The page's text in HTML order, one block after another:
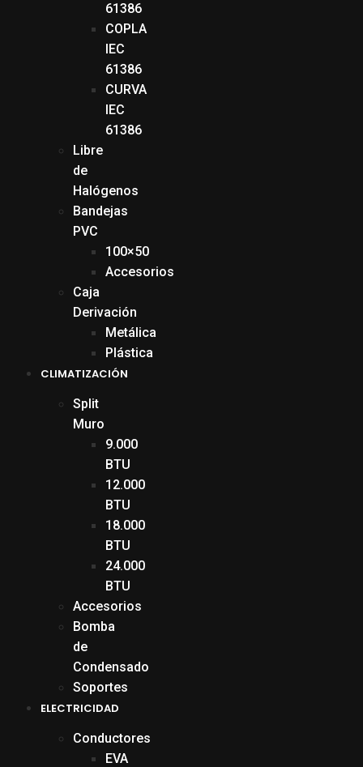
61386
COPLA
IEC
61386
CURVA
IEC
61386
Libre
de
Halógenos
Bandejas
PVC
100×50
Accesorios
Caja
Derivación
Metálica
Plástica
CLIMATIZACIÓN
Split
Muro
9.000
BTU
12.000
BTU
18.000
BTU
24.000
BTU
Accesorios
Bomba
de
Condensado
Soportes
ELECTRICIDAD
Conductores
EVA